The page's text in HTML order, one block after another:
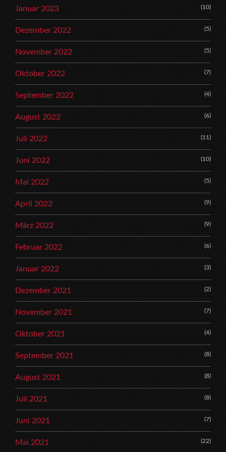
Januar 2023 (10)
Dezember 2022 (5)
November 2022 (5)
Oktober 2022 (7)
September 2022 (4)
August 2022 (6)
Juli 2022 (11)
Juni 2022 (10)
Mai 2022 (5)
April 2022 (9)
März 2022 (9)
Februar 2022 (6)
Januar 2022 (3)
Dezember 2021 (2)
November 2021 (7)
Oktober 2021 (4)
September 2021 (8)
August 2021 (8)
Juli 2021 (8)
Juni 2021 (7)
Mai 2021 (22)